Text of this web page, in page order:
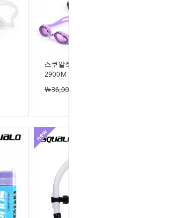
스쿠알로 주니어 수경 SGL-
2900M
￦36,000